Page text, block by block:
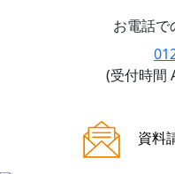
お電話で
(受付時間
資料